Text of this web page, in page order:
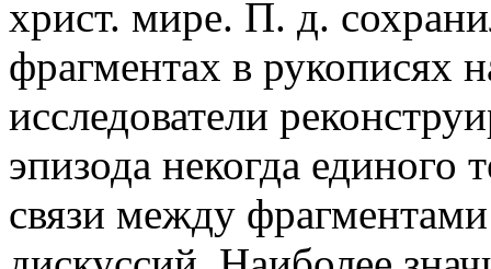
христ. мире. П. д.
фрагментах в рукописях
исследователи
эпизода некогда
связи между